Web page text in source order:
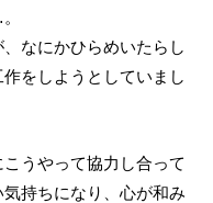
なにかひらめいたらし
をしようとしていまし
うやって協力し合って
持ちになり、心が和み